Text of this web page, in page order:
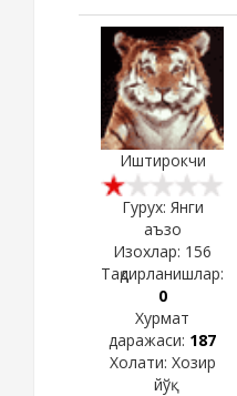
Иштирокчи
Гурух: Янги
аъзо
Изохлар: 156
Тақдирланишлар:
0
Хурмат
даражаси: 187
Холати: Хозир
йўқ